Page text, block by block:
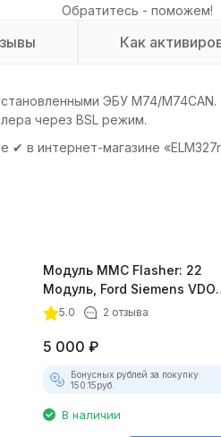
Обратитесь - поможем!
Как
ЭБУ М74/М74CAN.
через BSL режим.
интернет-магазине
Модуль MMC Flasher: 22
Модуль, Ford Siemens VDO
EMS2102 и EMS2101
5.0 2 отзыва
5 000 ₽
Бонусных рублей за покупку:
150.15руб.
В наличии